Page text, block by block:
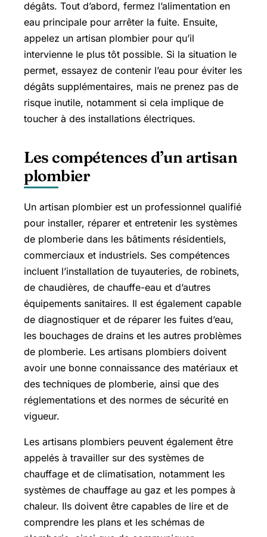
dégâts. Tout d’abord, fermez l’alimentation en
eau principale pour arrêter la fuite. Ensuite,
appelez un artisan plombier pour qu’il
intervienne le plus tôt possible. Si la situation le
permet, essayez de contenir l’eau pour éviter les
dégâts supplémentaires, mais ne prenez pas de
risque inutile, notamment si cela implique de
toucher à des installations électriques.
Les compétences d’un artisan
plombier
Un artisan plombier est un professionnel qualifié
pour installer, réparer et entretenir les systèmes
de plomberie dans les bâtiments résidentiels,
commerciaux et industriels. Ses compétences
incluent l’installation de tuyauteries, de robinets,
de chaudières, de chauffe-eau et d’autres
équipements sanitaires. Il est également capable
de diagnostiquer et de réparer les fuites d’eau,
les bouchages de drains et les autres problèmes
de plomberie. Les artisans plombiers doivent
avoir une bonne connaissance des matériaux et
des techniques de plomberie, ainsi que des
réglementations et des normes de sécurité en
vigueur.
Les artisans plombiers peuvent également être
appelés à travailler sur des systèmes de
chauffage et de climatisation, notamment les
systèmes de chauffage au gaz et les pompes à
chaleur. Ils doivent être capables de lire et de
comprendre les plans et les schémas de